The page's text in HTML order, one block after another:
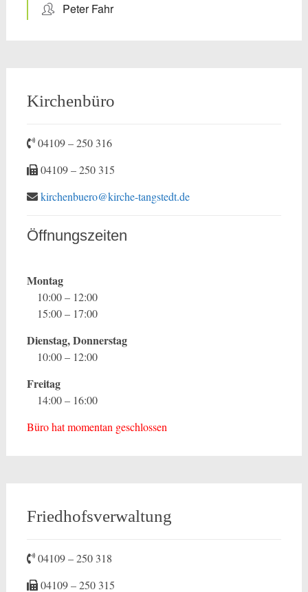
Peter Fahr
Kirchenbüro
04109 – 250 316
04109 – 250 315
kirchenbuero@kirche-tangstedt.de
Öffnungszeiten
Montag
10:00 – 12:00
15:00 – 17:00
Dienstag, Donnerstag
10:00 – 12:00
Freitag
14:00 – 16:00
Büro hat momentan geschlossen
Friedhofsverwaltung
04109 – 250 318
04109 – 250 315